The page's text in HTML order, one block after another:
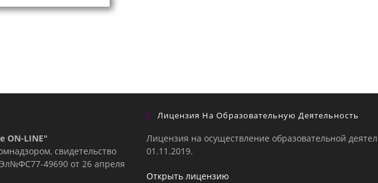
ON-LINE"
свидетельство
49690 от 26 апреля
Лицензия На Образовательную Деятельность
Лицензия на осуществление образовательной
01.11.2019.
Открыть лицензию